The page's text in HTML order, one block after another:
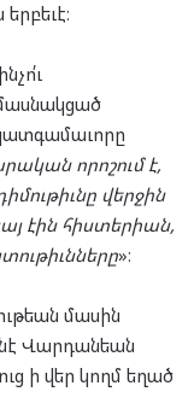
մասնակցած
որոշում է,
վերջին
էին հիստերիան,
»։
մասին
Վարդանեան
ի վեր կողմ եղած